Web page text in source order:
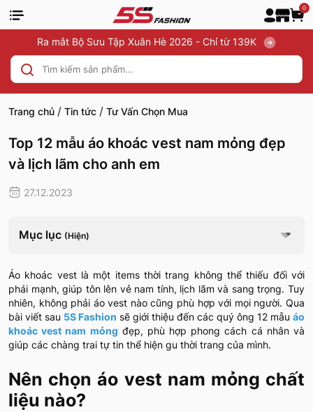
0
Ra mắt Bộ Sưu Tập Xuân Hè 2026 - Chỉ từ 139K
Trang chủ / Tin tức / Tư Vấn Chọn Mua
Top 12 mẫu áo khoác vest nam mỏng đẹp
và lịch lãm cho anh em
27.12.2023
Mục lục (Hiện)
Áo khoác vest là một items thời trang không thể thiếu đối với
phái mạnh, giúp tôn lên vẻ nam tính, lịch lãm và sang trọng. Tuy
nhiên, không phải áo vest nào cũng phù hợp với mọi người. Qua
bài viết sau 5S Fashion sẽ giới thiệu đến các quý ông 12 mẫu áo
khoác vest nam mỏng đẹp, phù hợp phong cách cá nhân và
giúp các chàng trai tự tin thể hiện gu thời trang của mình.
Nên chọn áo vest nam mỏng chất
liệu nào?